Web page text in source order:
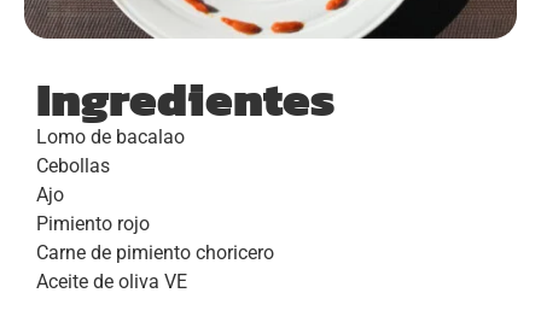
Ingredientes
Lomo de bacalao
Cebollas
Ajo
Pimiento rojo
Carne de pimiento choricero
Aceite de oliva VE